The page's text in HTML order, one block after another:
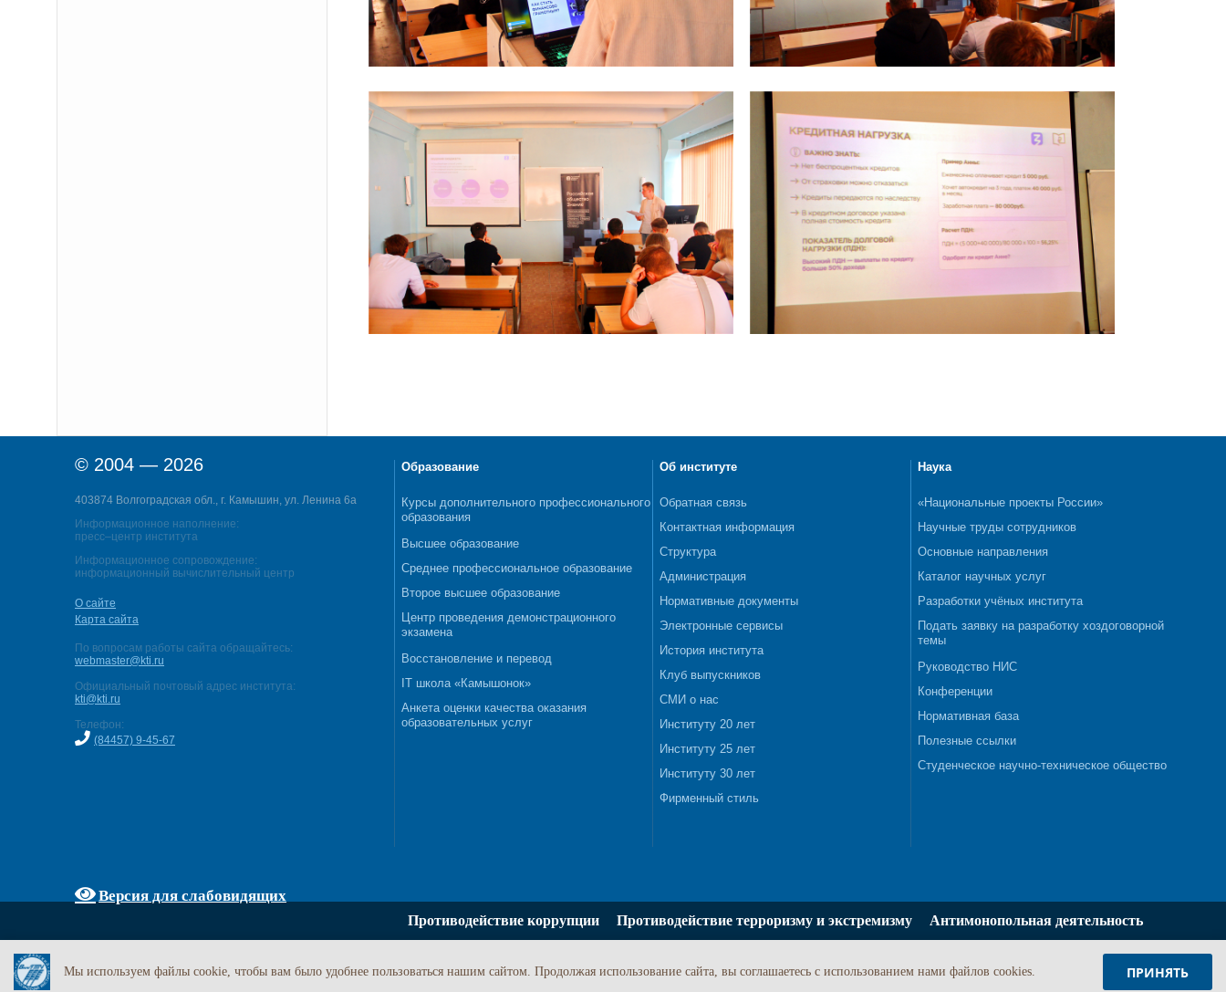
© 2004 — 2026
403874 Волгоградская обл., г. Камышин, ул. Ленина 6а
Информационное наполнение:
пресс–центр института
Информационное сопровождение:
информационный вычислительный центр
О сайте
Карта сайта
По вопросам работы сайта обращайтесь:
webmaster@kti.ru
Официальный почтовый адрес института:
kti@kti.ru
Телефон:
(84457) 9-45-67
Версия для слабовидящих
Образование
Курсы дополнительного профессионального
образования
Высшее образование
Среднее профессиональное образование
Второе высшее образование
Центр проведения демонстрационного
экзамена
Восстановление и перевод
IT школа «Камышонок»
Анкета оценки качества оказания
образовательных услуг
Об институте
Обратная связь
Контактная информация
Структура
Администрация
Нормативные документы
Электронные сервисы
История института
Клуб выпускников
СМИ о нас
Институту 20 лет
Институту 25 лет
Институту 30 лет
Фирменный стиль
Наука
«Национальные проекты России»
Научные труды сотрудников
Основные направления
Каталог научных услуг
Разработки учёных института
Подать заявку на разработку хоздоговорной
темы
Руководство НИС
Конференции
Нормативная база
Полезные ссылки
Студенческое научно-техническое общество
Противодействие коррупции Противодействие терроризму и экстремизму Антимонопольная деятельность
Мы используем файлы cookie, чтобы вам было удобнее пользоваться нашим сайтом. Продолжая использование сайта, вы соглашаетесь c использованием нами файлов cookies. ПРИНЯТЬ